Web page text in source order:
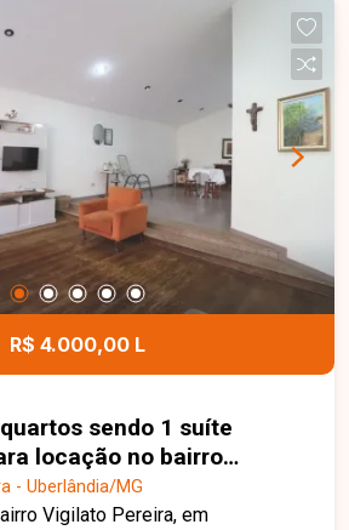
R$ 4.000,00 L
sendo 1 suíte
locação no bairro
em Uberlândia-MG.
- Uberlândia/MG
Vigilato Pereira, em